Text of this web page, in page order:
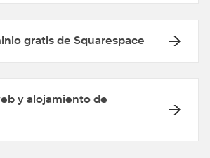
gratis de Squarespace
y alojamiento de